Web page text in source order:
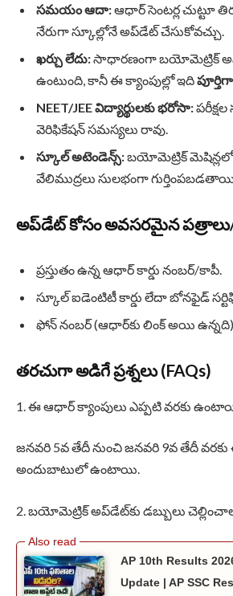
సమయం ఆదా:ఆధార్ సెంటర్ల చుట్టూ
నేరుగా స్కూల్లోనే అప్‌డేట్ చేసుకోవచ్చు.
ఖర్చు లేదు:సాధారణంగా బయోమెట్రిక్
ఉంటుంది, కానీ ఈ క్యాంపుల్లో ఇది
NEET/JEE విద్యార్థులకు భరోసా:
వెరిఫికేషన్ సమస్యలు రావు.
స్కూల్ అటెండెన్స్:బయోమెట్రిక్ మెషిన్లలో
వేలిముద్రలు సులభంగా
అప్‌డేట్ కోసం అవసరమైన
ప్రస్తుతం ఉన్న ఆధార్ కార్డు నంబర్/కాపీ.
స్కూల్ ఐడెంటిటీ కార్డు లేదా బోనఫైడ్
ఫోన్ నంబర్ (ఆధార్‌కు లింక్ అయి
తరచుగా అడిగే ప్రశ్నలు (FAQs)
1. ఈ ఆధార్ క్యాంపులు ఎప్పటి వరకు
జనవరి 5వ తేదీ నుంచి జనవరి 9వ తేదీ వరకు
అందుబాటులో ఉంటాయి.
2. బయోమెట్రిక్ అప్‌డేట్‌కు డబ్బులు
AP 10th Results
Update | AP SSC